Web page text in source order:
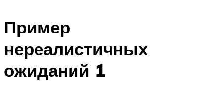
Пример
нереалистичных
ожиданий 1